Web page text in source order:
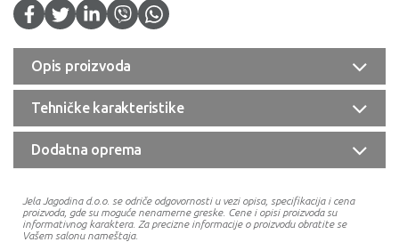
Opis proizvoda
Tehničke karakteristike
Dodatna oprema
Jela Jagodina d.o.o. se odriče odgovornosti u vezi opisa, specifikacija i cena
proizvoda, gde su moguće nenamerne greske. Cene i opisi proizvoda su
informativnog karaktera. Za precizne informacije o proizvodu obratite se
Vašem salonu nameštaja.